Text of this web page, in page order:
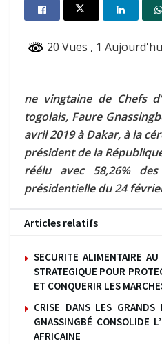
20 Vues , 1
ne vingtaine de Chefs
togolais, Faure
avril 2019 à Dakar, à la
président de la
réélu avec 58,26%
présidentielle du 24
Articles relatifs
SECURITE ALIMENTAIRE
STRATEGIQUE POUR
ET CONQUERIR LES
CRISE DANS LES
GNASSINGBÉ CONSOLIDE
AFRICAINE